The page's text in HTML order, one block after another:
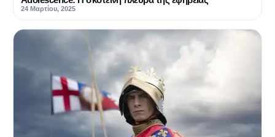
24 Μαρτίου, 2025